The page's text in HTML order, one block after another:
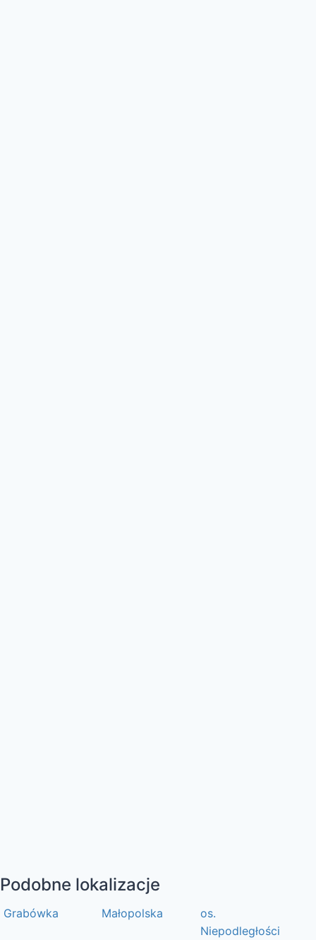
Podobne lokalizacje
Grabówka Małopolska
os.
Niepodległości